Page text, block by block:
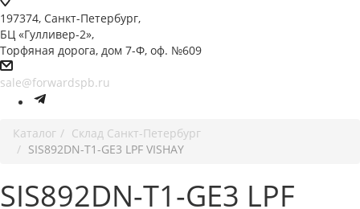
197374, Санкт-Петербург,
БЦ «Гулливер-2»,
Торфяная дорога, дом 7-Ф, оф. №609
sale@forwardspb.ru
Каталог
Cклад Санкт-Петербург
SIS892DN-T1-GE3 LPF VISHAY
SIS892DN-T1-GE3 LPF